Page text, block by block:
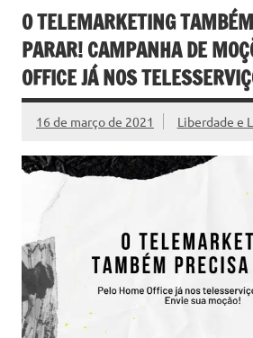
O TELEMARKETING
PARAR! CAMPANHA DE
OFFICE JÁ NOS
16 de março de 2021 Liberdade e